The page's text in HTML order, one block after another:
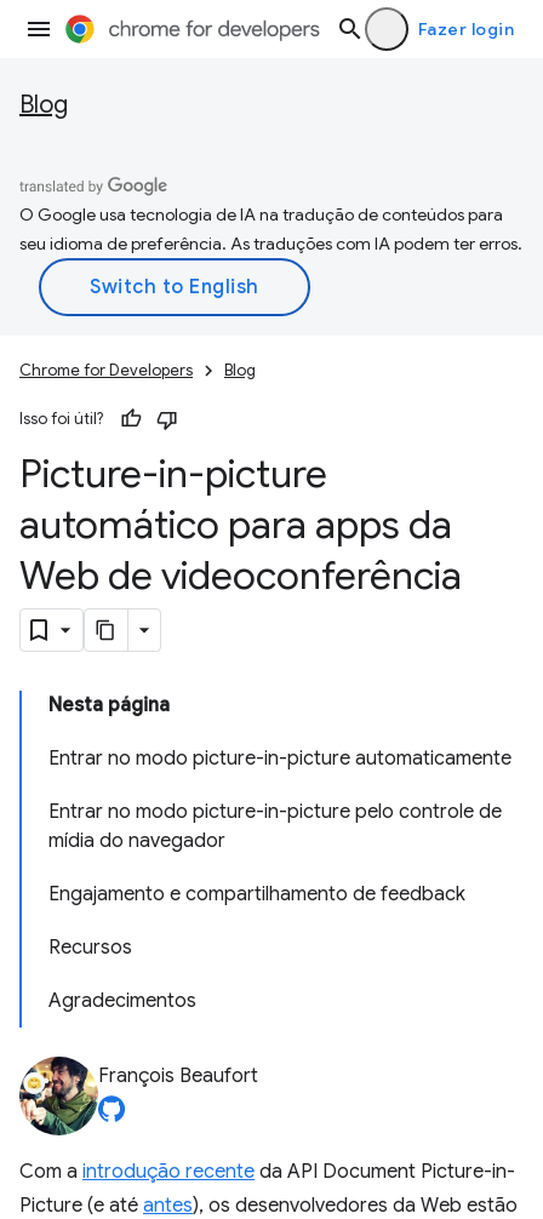
Fazer login
Blog
O Google usa tecnologia de IA na tradução de conteúdos para
seu idioma de preferência. As traduções com IA podem ter erros.
Chrome for Developers Blog
Isso foi útil?
Picture-in-picture
automático para apps da
Web de videoconferência
Nesta página
Entrar no modo picture-in-picture automaticamente
Entrar no modo picture-in-picture pelo controle de
mídia do navegador
Engajamento e compartilhamento de feedback
Recursos
Agradecimentos
François Beaufort
Com a introdução recente da API Document Picture-in-
Picture (e até antes), os desenvolvedores da Web estão